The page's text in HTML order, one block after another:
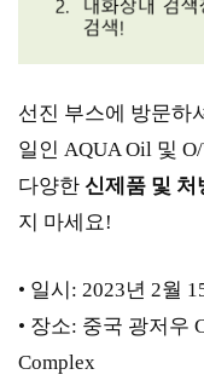
선진 부스에 방문하
일인 AQUA Oil 및
다양한 신제품 및 처
지 마세요!
• 일시: 2023년 2월
• 장소: 중국 광저우
Complex